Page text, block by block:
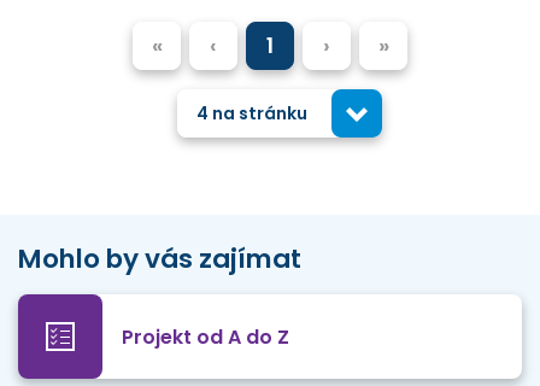
« ‹ 1 › »
4 na stránku
Mohlo by vás zajímat
Projekt od A do Z